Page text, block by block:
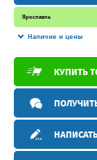
Ярославль
Наличие и цены
КУПИТЬ